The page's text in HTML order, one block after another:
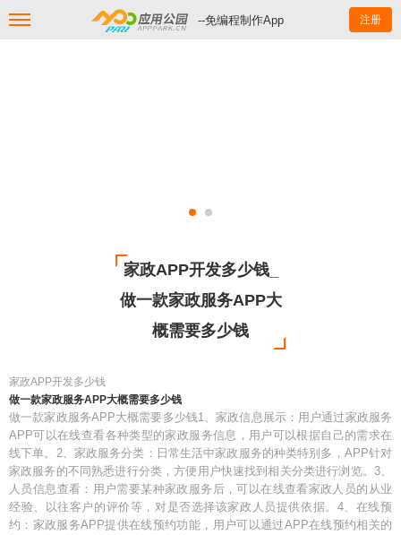
--免编程制作App 注册
家政APP开发多少钱_
做一款家政服务APP大
概需要多少钱
家政APP开发多少钱
做一款家政服务APP大概需要多少钱
做一款家政服务APP大概需要多少钱1、家政信息展示：用户通过家政服务
APP可以在线查看各种类型的家政服务信息，用户可以根据自己的需求在
线下单。2、家政服务分类：日常生活中家政服务的种类特别多，APP针对
家政服务的不同熟悉进行分类，方便用户快速找到相关分类进行浏览。3、
人员信息查看：用户需要某种家政服务后，可以在线查看家政人员的从业
经验、以往客户的评价等，对是否选择该家政人员提供依据。4、在线预
约：家政服务APP提供在线预约功能，用户可以通过APP在线预约相关的